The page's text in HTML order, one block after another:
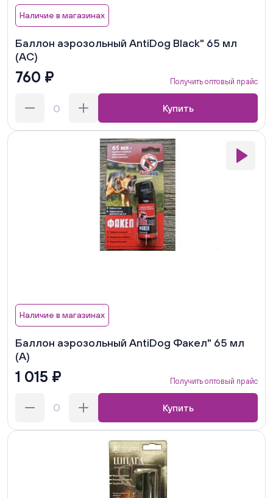
Наличие в магазинах
Баллон аэрозольный AntiDog Black" 65 мл
(АC)
760 ₽ Получить оптовый прайс
Купить
Наличие в магазинах
Баллон аэрозольный AntiDog Факел" 65 мл
(А)
1 015 ₽ Получить оптовый прайс
Купить